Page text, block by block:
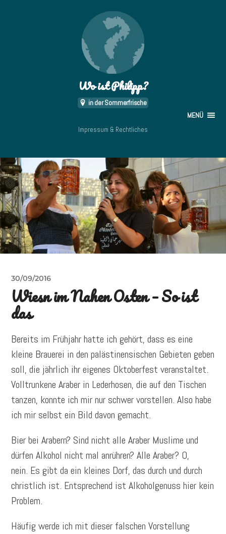
Wo ist Philipp?
in der Sommerfrische
MENÜ
Impressum & Rechtliches
30/09/2016
Wiesn im Nahen Osten – So ist
das
Bereits im Frühjahr hatte ich gehört, dass es eine
kleine Brauerei in den palästinensischen Gebieten geben
soll, die jährlich ihr eigenes Oktoberfest veranstaltet.
Volltrunkene Araber in Lederhosen, die auf den Tischen
tanzen, konnte ich mir nur schwer vorstellen. Also habe
ich mir selbst ein Bild davon gemacht.
Bier bei Arabern? Sind nicht alle Araber Muslime und
dürfen Alkohol nicht mal anrühren? Alle Araber? O,
nein. Es gibt da ein kleines Dorf, das durch und durch
christlich ist. Entsprechend ist Alkoholgenuss hier kein
Problem.
Häufig werde ich mit dieser falschen Vorstellung